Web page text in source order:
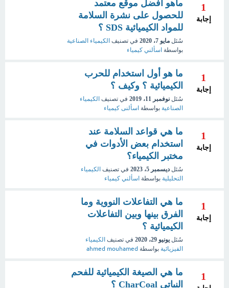
1
إجابة
ماهو أفضل موقع معتمد
للحصول على نشرة السلامة
للمواد الكيميائية SDS ؟
سُئل مايو 7، 2020 في تصنيف الكيمياء الصناعية
بواسطة اسألني كيمياء
1
إجابة
ما هو أول استخدام للحرب
الكيميائية ؟ وكيف ؟
سُئل نوفمبر 11، 2019 في تصنيف الكيمياء
الصناعية بواسطة اسألنى كيمياء
1
إجابة
ما هي قواعد السلامة عند
استخدام بعض الأدوات في
مختبر الكيمياء؟
سُئل ديسمبر 5، 2023 في تصنيف الكيمياء
التحليلية بواسطة اسألني كيمياء
1
إجابة
ما هي التفاعلات النووية وما
الفرق بينها وبين التفاعلات
الكيميائية ؟
سُئل يونيو 29، 2020 في تصنيف الكيمياء
الفيزيائية بواسطة ahmed mouhamed
1
ما هي الصيغة الكيميائية للفحم
النباتي CharCoal ؟